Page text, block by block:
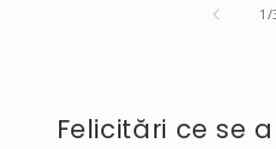
1 /
Felicitări ce se